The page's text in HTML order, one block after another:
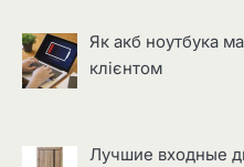
Як акб ноутбука
клієнтом
Лучшие входные